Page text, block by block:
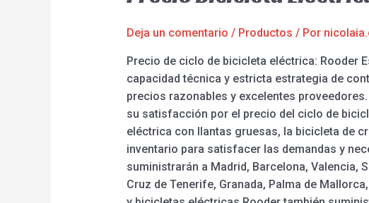
Deja un comentario / Productos / Por
Precio de ciclo de bicicleta eléctrica: Rooder
capacidad técnica y estricta estrategia de
precios razonables y excelentes
su satisfacción por el precio del ciclo de
eléctrica con llantas gruesas, la bicicleta de
inventario para satisfacer las demandas y
suministrarán a Madrid, Barcelona, Valencia,
Cruz de Tenerife, Granada, Palma de